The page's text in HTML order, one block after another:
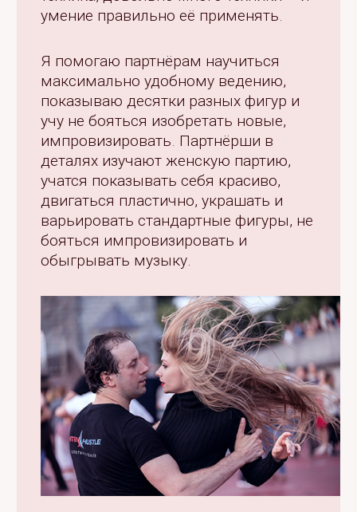
умение правильно её применять.
Я помогаю партнёрам научиться
максимально удобному ведению,
показываю десятки разных фигур и
учу не бояться изобретать новые,
импровизировать. Партнёрши в
деталях изучают женскую партию,
учатся показывать себя красиво,
двигаться пластично, украшать и
варьировать стандартные фигуры, не
бояться импровизировать и
обыгрывать музыку.